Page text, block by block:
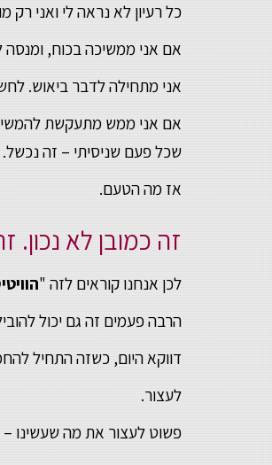
כל רעיון לא נראה לי ואני רק
אם אני ממשיכה בכוח, ומנסה
אני מתחילה לדבר ביאוש.
אם אני ממש מתעקשת להמשיך
שכל פעם שניסיתי – זה נכשל.
אז מה הטעם.
זה כמובן לא
לכן אנחנו קוראים לזה "
הרבה פעמים זה גם יכול
דווקא היום, כשזה התחיל
לעצור.
פשוט לעצור את מה שעשינו –